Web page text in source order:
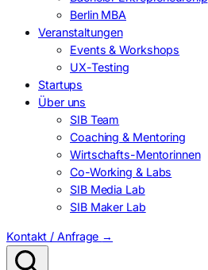
Berlin MBA
Veranstaltungen
Events & Workshops
UX-Testing
Startups
Über uns
SIB Team
Coaching & Mentoring
Wirtschafts-Mentorinnen
Co-Working & Labs
SIB Media Lab
SIB Maker Lab
Kontakt / Anfrage →